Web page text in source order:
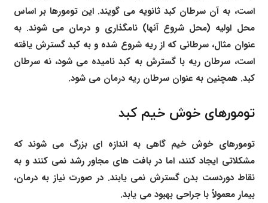
است، به آن سرطان کبد ثانویه می گویند. این تومورها بر اساس
محل اولیه (محل شروع آنها) نامگذاری و درمان می شوند. به
عنوان مثال، سرطانی که از ریه شروع شده و به کبد گسترش یافته
است، سرطان ریه با گسترش به کبد نامیده می شود، نه سرطان
کبد. همچنین به عنوان سرطان ریه درمان می شود.
تومورهای خوش خیم کبد
تومورهای خوش خیم گاهی به اندازه ای بزرگ می شوند که
مشکلاتی ایجاد کنند، اما در بافت های مجاور رشد نمی کنند و به
نقاط دوردست بدن گسترش نمی یابند. در صورت نیاز به درمان،
بیمار معمولاً با جراحی بهبود می یابد.